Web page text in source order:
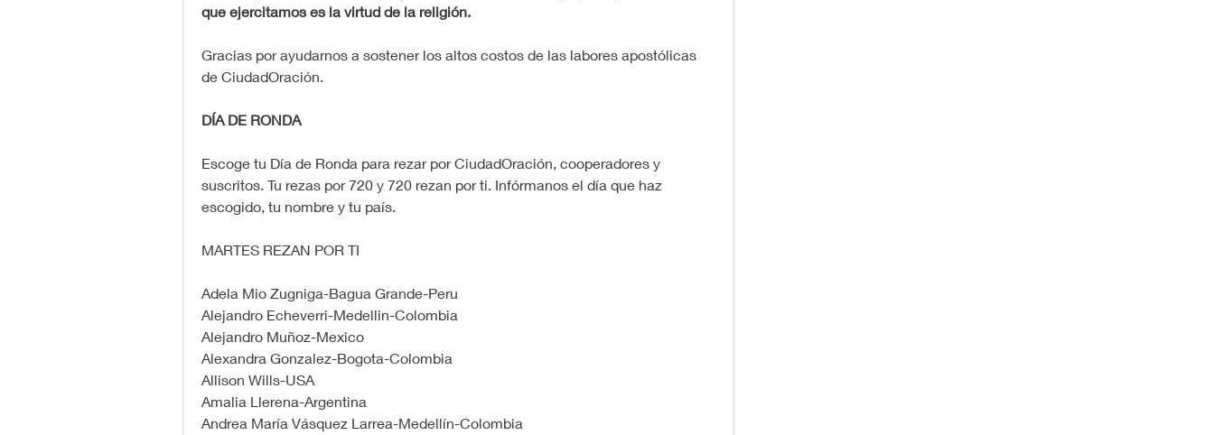
que ejercitamos es la virtud de la religión.
Gracias por ayudarnos a sostener los altos costos de las labores apostólicas
de CiudadOración.
DÍA DE RONDA
Escoge tu Día de Ronda para rezar por CiudadOración, cooperadores y
suscritos. Tu rezas por 720 y 720 rezan por ti. Infórmanos el día que haz
escogido, tu nombre y tu país.
MARTES REZAN POR TI
Adela Mio Zugniga-Bagua Grande-Peru
Alejandro Echeverri-Medellin-Colombia
Alejandro Muñoz-Mexico
Alexandra Gonzalez-Bogota-Colombia
Allison Wills-USA
Amalia Llerena-Argentina
Andrea María Vásquez Larrea-Medellín-Colombia